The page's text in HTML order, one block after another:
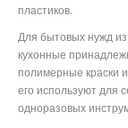
пластиков.
Для бытовых нужд
кухонные
полимерные краски
его используют для
одноразовых